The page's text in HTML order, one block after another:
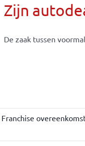
Zijn
De zaak tussen
Franchise